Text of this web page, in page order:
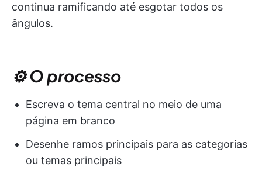
continua ramificando até esgotar todos os
ângulos.
⚙️ O processo
Escreva o tema central no meio de uma
página em branco
Desenhe ramos principais para as categorias
ou temas principais